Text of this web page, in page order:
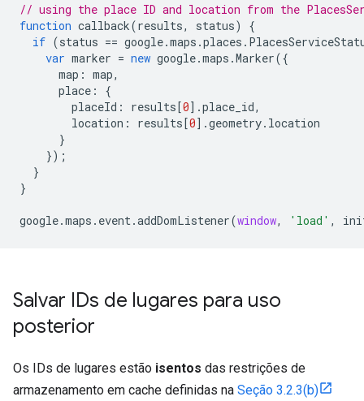
// using the place ID and location from the
function callback(results, status)
{
if (status == google.maps .places .
var marker = new google.maps .Marker({
map : map,
place :
{
placeId : results[0].place_id,
location : results[0].geometry. location
}
});
}
}
google.maps . event.addDomListener(window, 'load' ,
Salvar IDs de lugares para uso
posterior
Os IDs de lugares estão isentos das restrições de
armazenamento em cache definidas na Seção 3.2.3(b)